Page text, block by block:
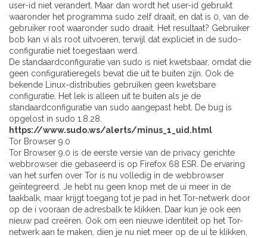
user-id niet verandert. Maar dan wordt het user-id gebruikt
waaronder het programma sudo zelf draait, en dat is 0, van de
gebruiker root waaronder sudo draait. Het resultaat? Gebruiker
bob kan vi als root uitvoeren, terwijl dat expliciet in de sudo-
configuratie niet toegestaan werd.
De standaardconfiguratie van sudo is niet kwetsbaar, omdat die
geen configuratieregels bevat die uit te buiten zijn. Ook de
bekende Linux-distributies gebruiken geen kwetsbare
configuratie. Het lek is alleen uit te buiten als je de
standaardconfiguratie van sudo aangepast hebt. De bug is
opgelost in sudo 1.8.28.
https://www.sudo.ws/alerts/minus_1_uid.html
Tor Browser 9.0
Tor Browser 9.0 is de eerste versie van de privacy gerichte
webbrowser die gebaseerd is op Firefox 68 ESR. De ervaring
van het surfen over Tor is nu volledig in de webbrowser
geïntegreerd. Je hebt nu geen knop met de ui meer in de
taakbalk, maar krijgt toegang tot je pad in het Tor-netwerk door
op de i vooraan de adresbalk te klikken. Daar kun je ook een
nieuw pad creëren. Ook om een nieuwe identiteit op het Tor-
netwerk aan te maken, dien je nu niet meer op de ui te klikken,